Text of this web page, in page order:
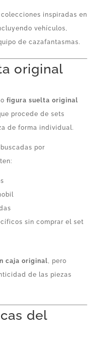
inspiradas en
vehículos,
de cazafantasmas.
original
figura suelta original
procede de sets
de forma individual.
por
sin comprar el set
caja original, pero
de las piezas
del